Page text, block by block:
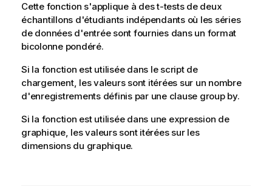
Cette fonction s'applique à des t-tests de deux
échantillons d'étudiants indépendants où les séries
de données d'entrée sont fournies dans un format
bicolonne pondéré.
Si la fonction est utilisée dans le script de
chargement, les valeurs sont itérées sur un nombre
d'enregistrements définis par une clause group by.
Si la fonction est utilisée dans une expression de
graphique, les valeurs sont itérées sur les
dimensions du graphique.